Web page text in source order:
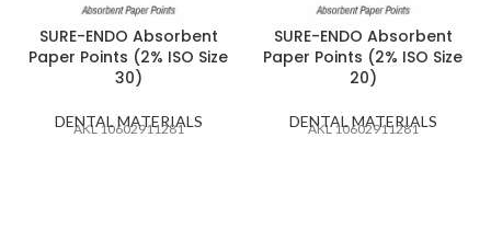
SURE-ENDO Absorbent
Paper Points (2% ISO Size
30)
DENTAL MATERIALS
AKL 10602911281
SURE-ENDO Absorbent
Paper Points (2% ISO Size
20)
DENTAL MATERIALS
AKL 10602911281